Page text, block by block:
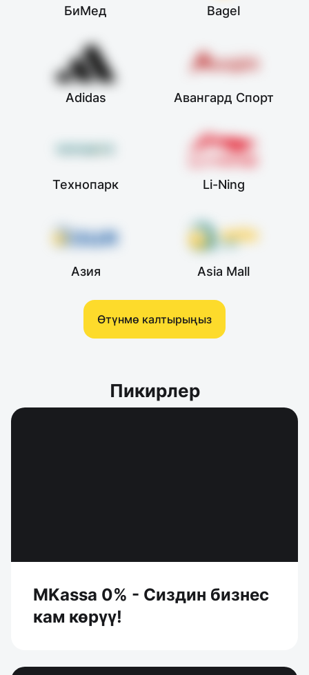
БиМед Bagel
Adidas Авангард Спорт
Технопарк Li-Ning
Азия Asia Mall
Өтүнмө калтырыңыз
Пикирлер
MKassa 0% - Сиздин бизнес
кам көрүү!